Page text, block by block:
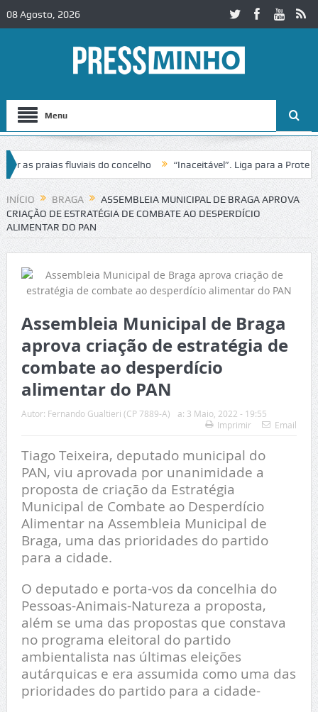
08 Agosto, 2026
Menu
praias fluviais do concelho “Inaceitável”. Liga para a Proteção
de trânsito no IC2 em Alcobaça Igreja do Castelo de Cerveira
INÍCIO BRAGA
ASSEMBLEIA MUNICIPAL DE BRAGA APROVA
CRIAÇÃO DE ESTRATÉGIA DE COMBATE AO DESPERDÍCIO
ALIMENTAR DO PAN
Assembleia Municipal de Braga
aprova criação de estratégia de
combate ao desperdício
alimentar do PAN
Autor: Fernando Gualtieri (CP 7889-A) a: 3 Maio, 2022 - 19:55
Imprimir
Email
Tiago Teixeira, deputado municipal do
PAN, viu aprovada por unanimidade a
proposta de criação da Estratégia
Municipal de Combate ao Desperdício
Alimentar na Assembleia Municipal de
Braga, uma das prioridades do partido
para a cidade.
O deputado e porta-vos da concelhia do
Pessoas-Animais-Natureza a proposta,
além se uma das propostas que constava
no programa eleitoral do partido
ambientalista nas últimas eleições
autárquicas e era assumida como uma das
prioridades do partido para a cidade-